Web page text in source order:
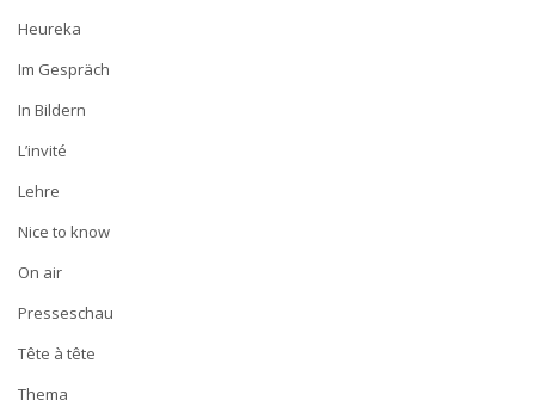
Heureka
Im Gespräch
In Bildern
L’invité
Lehre
Nice to know
On air
Presseschau
Tête à tête
Thema